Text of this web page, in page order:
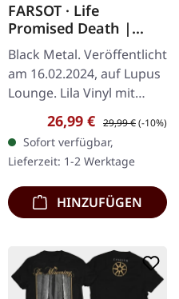
FARSOT · Life
Promised Death |
PURPLE LP
Black Metal. Veröffentlicht
am 16.02.2024, auf Lupus
Lounge. Lila Vinyl mit
Insert und Schutzhülle.
Limitiert auf 200
Exemplare. Die Welt von
FARSOT…
Verkaufspreis:
26,99 € Regulärer Preis:
29,99 €(-10%)
Sofort verfügbar,
Lieferzeit: 1-2 Werktage
HINZUFÜGEN